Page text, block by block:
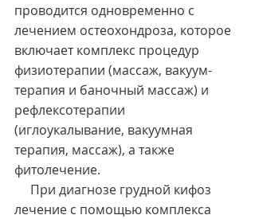
проводится одновременно с
лечением остеохондроза, которое
включает комплекс процедур
физиотерапии (массаж, вакуум-
терапия и баночный массаж) и
рефлексотерапии
(иглоукалывание, вакуумная
терапия, массаж), а также
фитолечение.
лечение с помощью комплекса